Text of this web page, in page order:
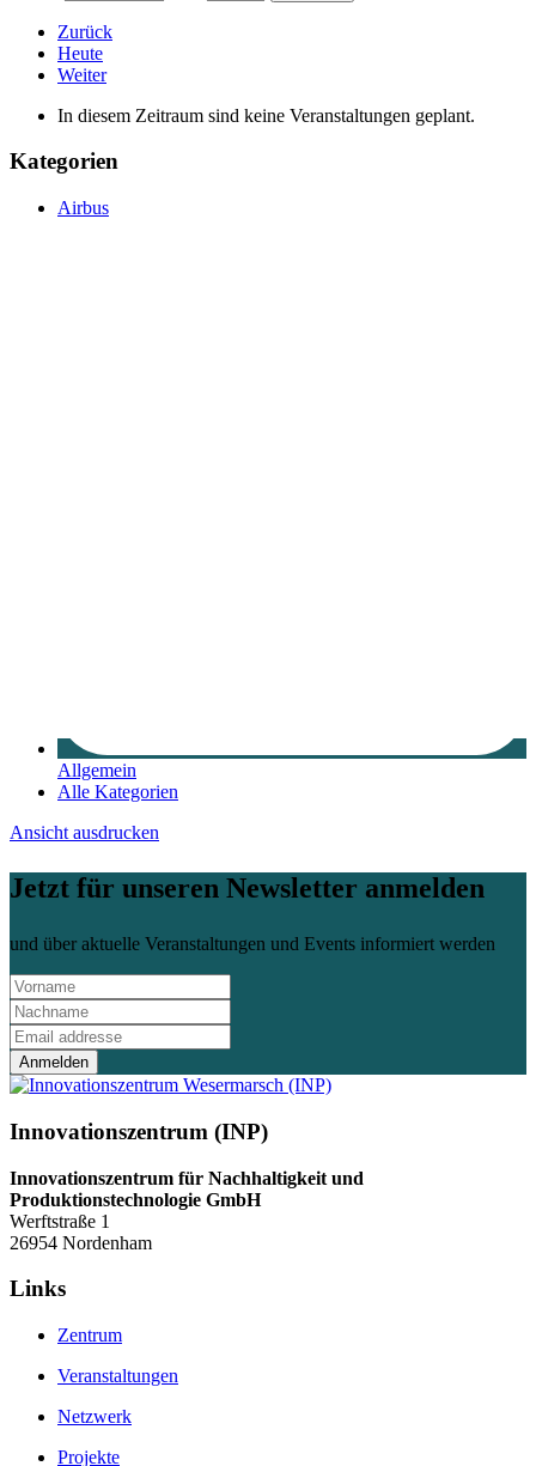
Zurück
Heute
Weiter
In diesem Zeitraum sind keine Veranstaltungen geplant.
Kategorien
Airbus
Allgemein
Alle Kategorien
Ansicht ausdrucken
Jetzt für unseren Newsletter anmelden
und über aktuelle Veranstaltungen und Events informiert werden
Anmelden
Innovationszentrum (INP)
Innovationszentrum für Nachhaltigkeit und
Produktionstechnologie GmbH
Werftstraße 1
26954 Nordenham
Links
Zentrum
Veranstaltungen
Netzwerk
Projekte